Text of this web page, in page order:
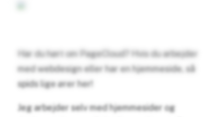
Har du hørt om PageCloud? Hvis du arbejder
med webdesign eller har en hjemmeside, så
spids lige ører her!
Jeg arbejder selv med hjemmesider og